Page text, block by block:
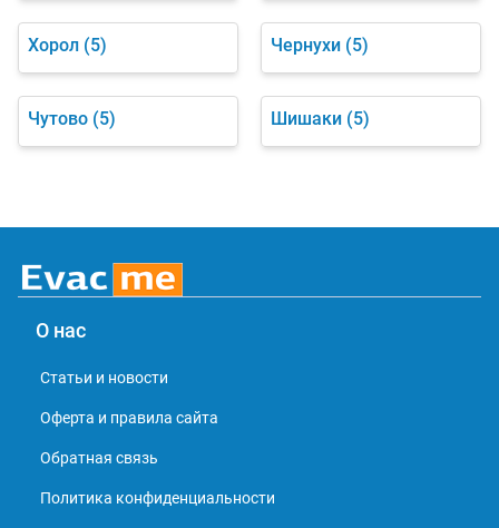
Хорол (5) Чернухи (5)
Чутово (5) Шишаки (5)
О нас
Статьи и новости
Оферта и правила сайта
Обратная связь
Политика конфиденциальности